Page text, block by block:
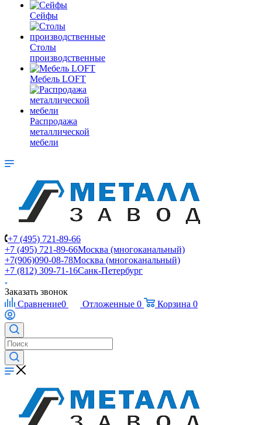
Сейфы
Столы
производственные
Мебель LOFT
Распродажа
металлической
мебели
+7 (495) 721-89-66
+7 (495) 721-89-66Москва (многоканальный)
+7(906)090-08-78Москва (многоканальный)
+7 (812) 309-71-16Санк-Петербург
Заказать звонок
Сравнение0 Отложенные 0 Корзина 0